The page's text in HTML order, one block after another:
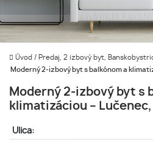
Úvod / Predaj, 2 izbový byt,
Moderný 2-izbový byt s balkónom a
Moderný 2-izbový byt s
klimatizáciou –
Ulica: